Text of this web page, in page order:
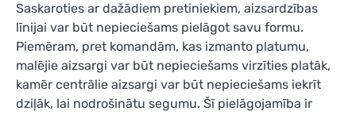
Saskaroties ar dažādiem pretiniekiem, aizsardzības
līnijai var būt nepieciešams pielāgot savu formu.
Piemēram, pret komandām, kas izmanto platumu,
malējie aizsargi var būt nepieciešams virzīties platāk,
kamēr centrālie aizsargi var būt nepieciešams iekrīt
dziļāk, lai nodrošinātu segumu. Šī pielāgojamība ir